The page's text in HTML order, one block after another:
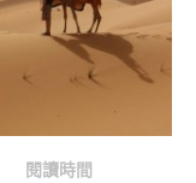
閱讀時間